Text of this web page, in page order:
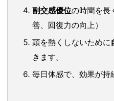
副交感優位の時間を長
善、回復力の向上）
頭を熱くしないために
きます。
毎日体感で、効果が持